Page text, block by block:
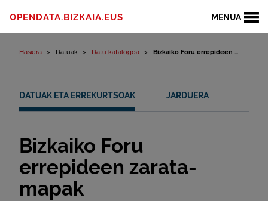
MENUA
OPENDATA.BIZKAIA.EUS
Hasiera Datuak Datu katalogoa Bizkaiko Foru errepideen ...
DATUAK ETA ERREKURTSOAK JARDUERA
Bizkaiko Foru
errepideen zarata-
mapak